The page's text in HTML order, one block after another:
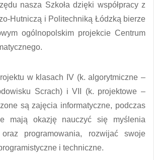
nasza Szkoła dzięki współpracy z
Hutniczą i Politechniką Łódzką bierze
ogólnopolskim projekcie Centrum
w klasach IV (k. algorytmiczne –
Scrach) i VII (k. projektowe –
są zajęcia informatyczne, podczas
mają okazję nauczyć się myślenia
oraz programowania, rozwijać swoje
i techniczne.